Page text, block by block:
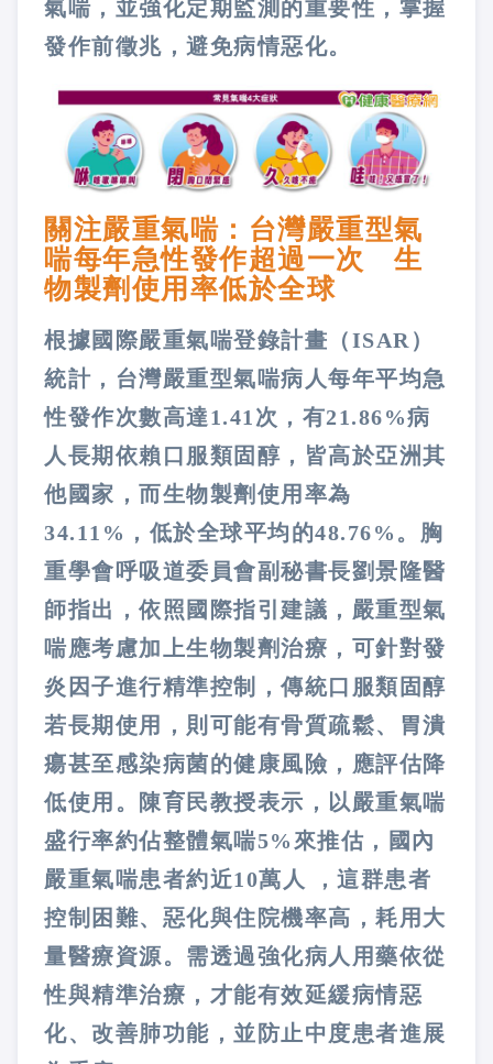
氣喘，並強化定期監測的重要性，掌握
發作前徵兆，避免病情惡化。
關注嚴重氣喘：台灣嚴重型氣
喘每年急性發作超過一次 生
物製劑使用率低於全球
根據國際嚴重氣喘登錄計畫（ISAR）
統計，台灣嚴重型氣喘病人每年平均急
性發作次數高達1.41次，有21.86%病
人長期依賴口服類固醇，皆高於亞洲其
他國家，而生物製劑使用率為
34.11%，低於全球平均的48.76%。胸
重學會呼吸道委員會副秘書長劉景隆醫
師指出，依照國際指引建議，嚴重型氣
喘應考慮加上生物製劑治療，可針對發
炎因子進行精準控制，傳統口服類固醇
若長期使用，則可能有骨質疏鬆、胃潰
瘍甚至感染病菌的健康風險，應評估降
低使用。陳育民教授表示，以嚴重氣喘
盛行率約佔整體氣喘5%來推估，國內
嚴重氣喘患者約近10萬人 ，這群患者
控制困難、惡化與住院機率高，耗用大
量醫療資源。需透過強化病人用藥依從
性與精準治療，才能有效延緩病情惡
化、改善肺功能，並防止中度患者進展